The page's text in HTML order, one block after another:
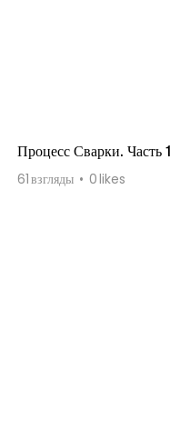
Процесс Сварки. Часть 1
61взгляды 0likes